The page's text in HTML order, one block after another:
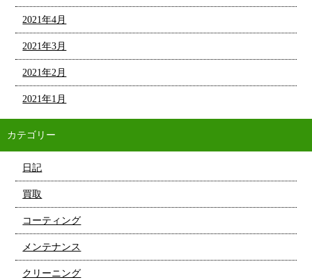
2021年4月
2021年3月
2021年2月
2021年1月
カテゴリー
日記
買取
コーティング
メンテナンス
クリーニング